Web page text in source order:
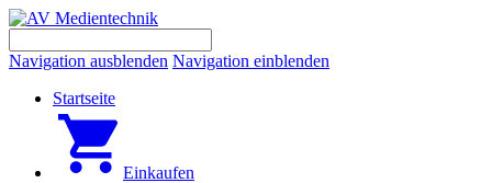
Navigation ausblenden Navigation einblenden
Startseite
Einkaufen